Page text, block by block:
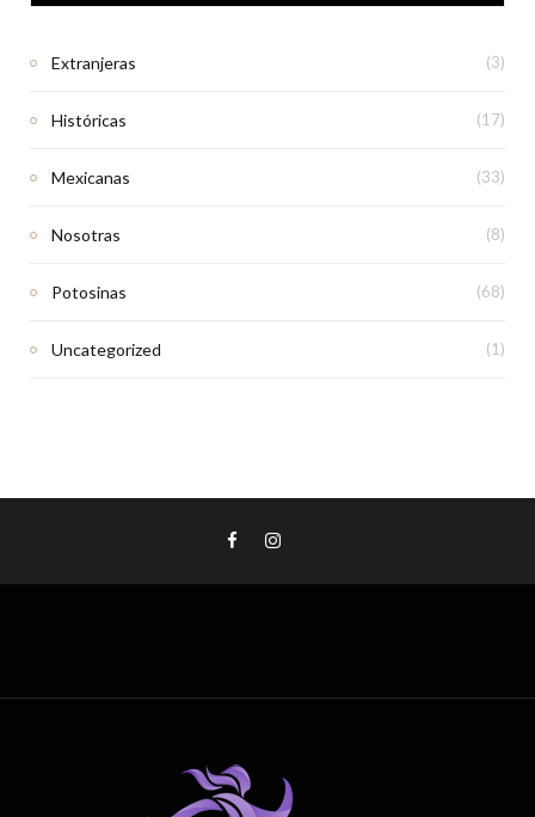
Extranjeras (3)
Históricas (17)
Mexicanas (33)
Nosotras (8)
Potosinas (68)
Uncategorized (1)